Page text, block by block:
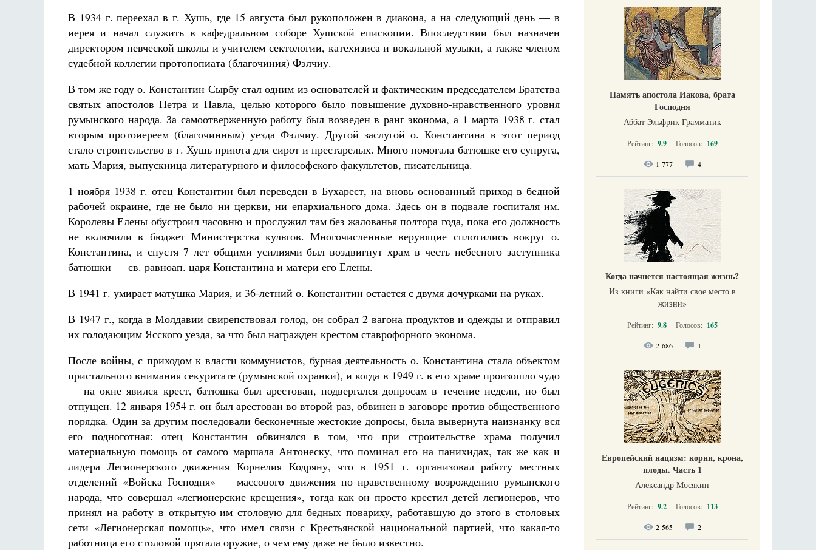
В 1934 г. переехал в г. Хушь, где 15 августа был рукоположен в диакона, а на следующий день — в
иерея и начал служить в кафедральном соборе Хушской епископии. Впоследствии был назначен
директором певческой школы и учителем сектологии, катехизиса и вокальной музыки, а также членом
судебной коллегии протопопиата (благочиния) Фэлчиу.
В том же году о. Константин Сырбу стал одним из основателей и фактическим председателем Братства
святых апостолов Петра и Павла, целью которого было повышение духовно-нравственного уровня
румынского народа. За самоотверженную работу был возведен в ранг эконома, а 1 марта 1938 г. стал
вторым протоиереем (благочинным) уезда Фэлчиу. Другой заслугой о. Константина в этот период
стало строительство в г. Хушь приюта для сирот и престарелых. Много помогала батюшке его супруга,
мать Мария, выпускница литературного и философского факультетов, писательница.
1 ноября 1938 г. отец Константин был переведен в Бухарест, на вновь основанный приход в бедной
рабочей окраине, где не было ни церкви, ни епархиального дома. Здесь он в подвале госпиталя им.
Королевы Елены обустроил часовню и прослужил там без жалованья полтора года, пока его должность
не включили в бюджет Министерства культов. Многочисленные верующие сплотились вокруг о.
Константина, и спустя 7 лет общими усилиями был воздвигнут храм в честь небесного заступника
батюшки — св. равноап. царя Константина и матери его Елены.
В 1941 г. умирает матушка Мария, и 36-летний о. Константин остается с двумя дочурками на руках.
В 1947 г., когда в Молдавии свирепствовал голод, он собрал 2 вагона продуктов и одежды и отправил
их голодающим Ясского уезда, за что был награжден крестом ставрофорного эконома.
После войны, с приходом к власти коммунистов, бурная деятельность о. Константина стала объектом
пристального внимания секуритате (румынской охранки), и когда в 1949 г. в его храме произошло чудо
— на окне явился крест, батюшка был арестован, подвергался допросам в течение недели, но был
отпущен. 12 января 1954 г. он был арестован во второй раз, обвинен в заговоре против общественного
порядка. Один за другим последовали бесконечные жестокие допросы, была вывернута наизнанку вся
его подноготная: отец Константин обвинялся в том, что при строительстве храма получил
материальную помощь от самого маршала Антонеску, что поминал его на панихидах, так же как и
лидера Легионерского движения Корнелия Кодряну, что в 1951 г. организовал работу местных
отделений «Войска Господня» — массового движения по нравственному возрождению румынского
народа, что совершал «легионерские крещения», тогда как он просто крестил детей легионеров, что
принял на работу в открытую им столовую для бедных повариху, работавшую до этого в столовых
сети «Легионерская помощь», что имел связи с Крестьянской национальной партией, что какая-то
работница его столовой прятала оружие, о чем ему даже не было известно.
Память апостола Иакова, брата
Господня
Аббат Эльфрик Грамматик
Рейтинг: 9.9 Голосов: 169
1 777 4
Когда начнется настоящая жизнь?
Из книги «Как найти свое место в
жизни​»
Рейтинг: 9.8 Голосов: 165
2 686 1
Европейский нацизм: корни, крона,
плоды. Часть 1
Александр Мосякин
Рейтинг: 9.2 Голосов: 113
2 565 2